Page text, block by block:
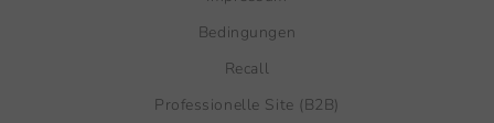
Bedingungen
Recall
Professionelle Site (B2B)